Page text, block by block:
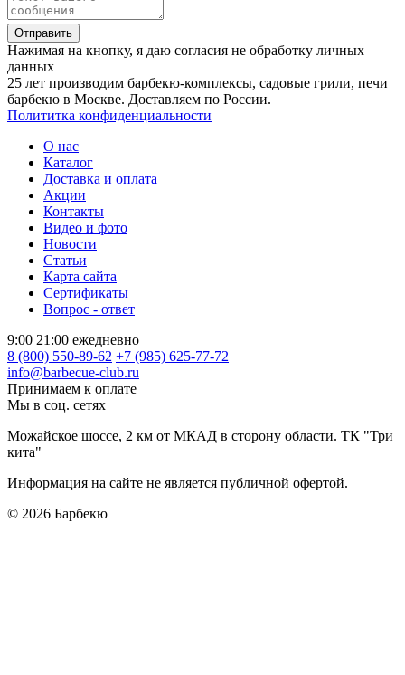
Отправить
Нажимая на кнопку, я даю согласия не обработку личных
данных
25 лет производим барбекю-комплексы, садовые грили, печи
барбекю в Москве. Доставляем по России.
Полититка конфиденциальности
О нас
Каталог
Доставка и оплата
Акции
Контакты
Видео и фото
Новости
Статьи
Карта сайта
Сертификаты
Вопрос - ответ
9:00 21:00 ежедневно
8 (800) 550-89-62 +7 (985) 625-77-72
info@barbecue-club.ru
Принимаем к оплате
Мы в соц. сетях
Можайское шоссе, 2 км от МКАД в сторону области. ТК "Три
кита"
Информация на сайте не является публичной офертой.
© 2026 Барбекю